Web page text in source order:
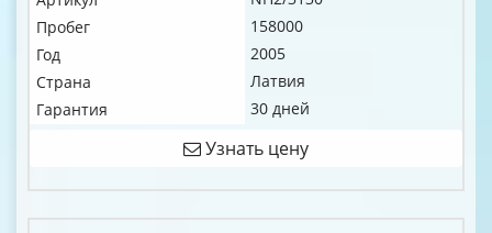
Пробег
158000
Год
2005
Страна
Латвия
Гарантия
30 дней
Узнать цену